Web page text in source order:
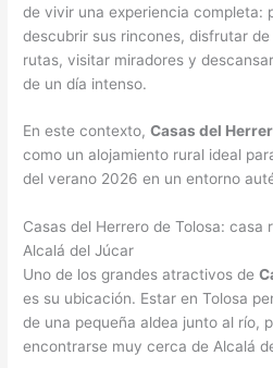
de vivir una experiencia completa:
descubrir sus rincones, disfrutar
rutas, visitar miradores y
de un día intenso.
En este contexto,Casas del
como un alojamiento rural ideal
del verano 2026 en un entorno
Casas del Herrero de Tolosa: casa
Alcalá del Júcar
Uno de los grandes atractivos de
es su ubicación. Estar en Tolosa
de una pequeña aldea junto al río,
encontrarse muy cerca de Alcalá